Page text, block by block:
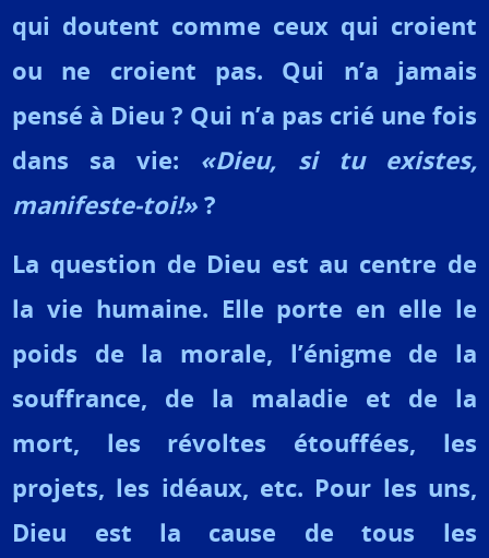
qui doutent comme ceux qui croient
ou ne croient pas. Qui n’a jamais
pensé à Dieu ? Qui n’a pas crié une fois
dans sa vie: «Dieu, si tu existes,
manifeste-toi!»?
La question de Dieu est au centre de
la vie humaine. Elle porte en elle le
poids de la morale, l’énigme de la
souffrance, de la maladie et de la
mort, les révoltes étouffées, les
projets, les idéaux, etc. Pour les uns,
Dieu est la cause de tous les